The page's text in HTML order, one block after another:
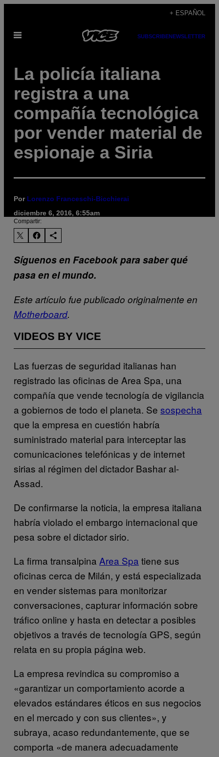
contenido
+ ESPAÑOL
Abrir
SUBSCRIBENEWSLETTER
La policía italiana
registra a una
compañía tecnológica
por vender material de
espionaje a Siria
Por Lorenzo Franceschi-Bicchierai
diciembre 6, 2016, 6:55am
Compartir:
Síguenos en Facebook para saber qué
pasa en el mundo.
Este artículo fue publicado originalmente en
Motherboard.
VIDEOS BY VICE
Las fuerzas de seguridad italianas han
registrado las oficinas de Area Spa, una
compañía que vende tecnología de vigilancia
a gobiernos de todo el planeta. Se sospecha
que la empresa en cuestión habría
suministrado material para interceptar las
comunicaciones telefónicas y de internet
sirias al régimen del dictador Bashar al-
Assad.
De confirmarse la noticia, la empresa italiana
habría violado el embargo internacional que
pesa sobre el dictador sirio.
La firma transalpina Area Spa tiene sus
oficinas cerca de Milán, y está especializada
en vender sistemas para monitorizar
conversaciones, capturar información sobre
tráfico online y hasta en detectar a posibles
objetivos a través de tecnología GPS, según
relata en su propia página web.
La empresa revindica su compromiso a
«garantizar un comportamiento acorde a
elevados estándares éticos en sus negocios
en el mercado y con sus clientes», y
subraya, acaso redundantemente, que se
comporta «de manera adecuadamente